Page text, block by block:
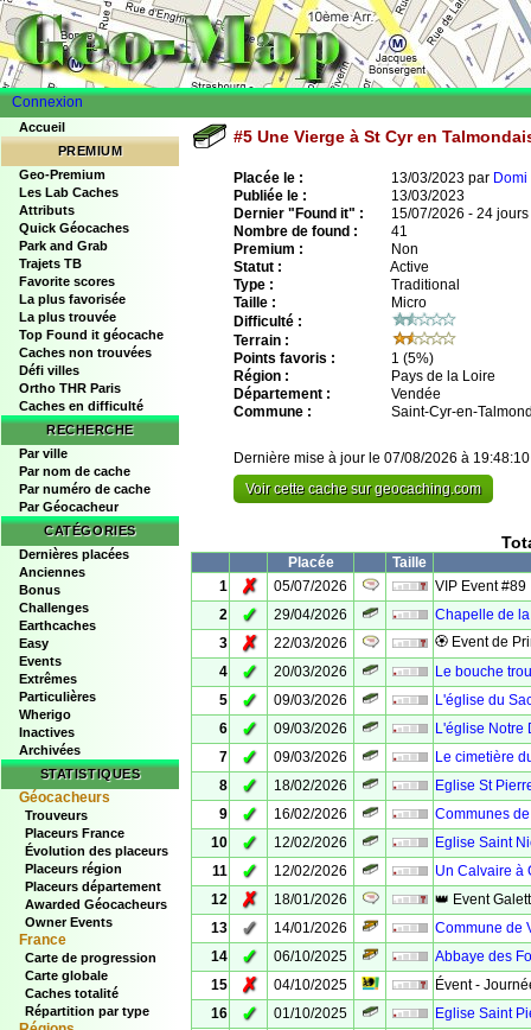
Connexion
Accueil
PREMIUM
Geo-Premium
Les Lab Caches
Attributs
Quick Géocaches
Park and Grab
Trajets TB
Favorite scores
La plus favorisée
La plus trouvée
Top Found it géocache
Caches non trouvées
Défi villes
Ortho THR Paris
Caches en difficulté
RECHERCHE
Par ville
Par nom de cache
Par numéro de cache
Par Géocacheur
CATÉGORIES
Dernières placées
Anciennes
Bonus
Challenges
Earthcaches
Easy
Events
Extrêmes
Particulières
Wherigo
Inactives
Archivées
STATISTIQUES
Géocacheurs
Trouveurs
Placeurs France
Évolution des placeurs
Placeurs région
Placeurs département
Awarded Géocacheurs
Owner Events
France
Carte de progression
Carte globale
Caches totalité
Répartition par type
#5 Une Vierge à St Cyr en
Placée le : 13/03/2023 par Domi
Publiée le :
13/03/2023
Dernier "Found it" :
15/07/2026 - 24 jours
Nombre de found :
41
Premium :
Non
Statut :
Active
Type :
Traditional
Taille :
Micro
Difficulté :
Terrain :
Points favoris :
1 (5%)
Région :
Pays de la Loire
Département :
Vendée
Commune :
Saint-Cyr-en-
Dernière mise à jour le 07/08/2026 à 19:48:10
Voir cette cache sur geocaching.com
Placée
Taille
1
✗ 05/07/2026
VIP Event #89
2
✓ 29/04/2026
Chapelle de
3
✗ 22/03/2026
🏵 Event de
4
✓ 20/03/2026
Le bouche
5
✓ 09/03/2026
L'église du
6
✓ 09/03/2026
L'église Notre
7
✓ 09/03/2026
Le cimetière
8
✓ 18/02/2026
Eglise St
9
✓ 16/02/2026
Communes
10
✓ 12/02/2026
Eglise Saint
11
✓ 12/02/2026
Un Calvaire à
12
✗ 18/01/2026
👑 Event
13
✓ 14/01/2026
Commune de
14
✓ 06/10/2025
Abbaye des
15
✗ 04/10/2025
Évent -
16
✓ 01/10/2025
Eglise Saint